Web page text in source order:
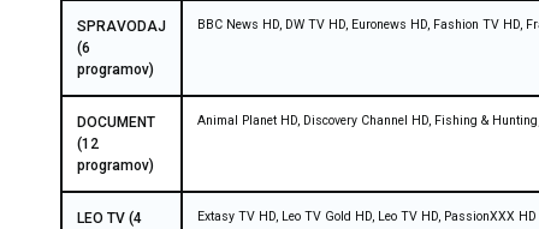
SPRAVODAJ
(6
programov)
BBC News HD, DW TV HD, Euronews HD, Fashion TV HD,
DOCUMENT
(12
programov)
Animal Planet HD, Discovery Channel HD, Fishing &
LEO TV (4
Extasy TV HD, Leo TV Gold HD, Leo TV HD, PassionXXX HD